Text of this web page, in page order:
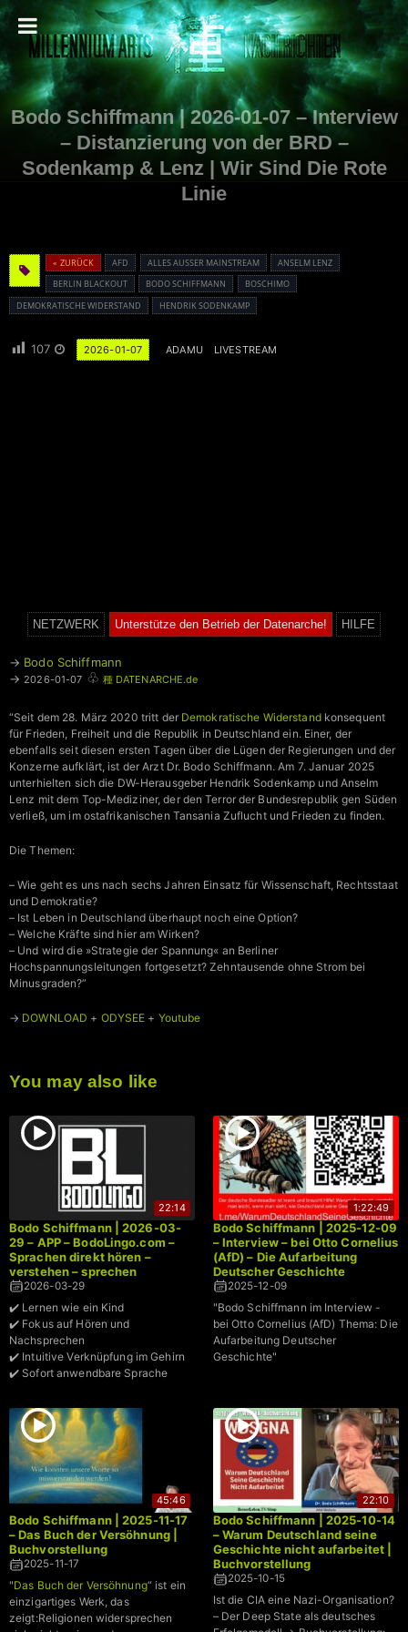
Bodo Schiffmann | 2026-01-07 – Interview
– Distanzierung von der BRD –
Sodenkamp & Lenz | Wir Sind Die Rote
Linie
« ZURÜCK AFD ALLES AUSSER MAINSTREAM
ANSELM LENZ
BERLIN BLACKOUT
BODO SCHIFFMANN
BOSCHIMO
DEMOKRATISCHE WIDERSTAND
HENDRIK SODENKAMP
107 2026-01-07 ADAMU LIVESTREAM
NETZWERK Unterstütze den Betrieb der Datenarche! HILFE
→ Bodo Schiffmann
→ 2026-01-07 ♧ 種 DATENARCHE.de
“Seit dem 28. März 2020 tritt der Demokratische Widerstandkonsequent
für Frieden, Freiheit und die Republik in Deutschland ein. Einer, der
ebenfalls seit diesen ersten Tagen über die Lügen der Regierungen und der
Konzerne aufklärt, ist der Arzt Dr. Bodo Schiffmann. Am 7. Januar 2025
unterhielten sich die DW-Herausgeber Hendrik Sodenkamp und Anselm
Lenz mit dem Top-Mediziner, der den Terror der Bundesrepublik gen Süden
verließ, um im ostafrikanischen Tansania Zuflucht und Frieden zu finden.
Die Themen:
– Wie geht es uns nach sechs Jahren Einsatz für Wissenschaft, Rechtsstaat
und Demokratie?
– Ist Leben in Deutschland überhaupt noch eine Option?
– Welche Kräfte sind hier am Wirken?
– Und wird die »Strategie der Spannung« an Berliner
Hochspannungsleitungen fortgesetzt? Zehntausende ohne Strom bei
Minusgraden?”
→ DOWNLOAD + ODYSEE + Youtube
You may also like
22:14
Bodo Schiffmann | 2026-03-
29 – APP – BodoLingo.com –
Sprachen direkt hören –
verstehen – sprechen
2026-03-29
✔️ Lernen wie ein Kind
✔️ Fokus auf Hören und
Nachsprechen
✔️ Intuitive Verknüpfung im Gehirn
✔️ Sofort anwendbare Sprache
1:22:49
Bodo Schiffmann | 2025-12-09
– Interview – bei Otto Cornelius
(AfD) – Die Aufarbeitung
Deutscher Geschichte
2025-12-09
"Bodo Schiffmann im Interview -
bei Otto Cornelius (AfD) Thema: Die
Aufarbeitung Deutscher
Geschichte"
45:46
Bodo Schiffmann | 2025-11-17
– Das Buch der Versöhnung |
Buchvorstellung
2025-11-17
"Das Buch der Versöhnung“ ist ein
einzigartiges Werk, das
zeigt:Religionen widersprechen
22:10
Bodo Schiffmann | 2025-10-14
– Warum Deutschland seine
Geschichte nicht aufarbeitet |
Buchvorstellung
2025-10-15
Ist die CIA eine Nazi-Organisation?
– Der Deep State als deutsches